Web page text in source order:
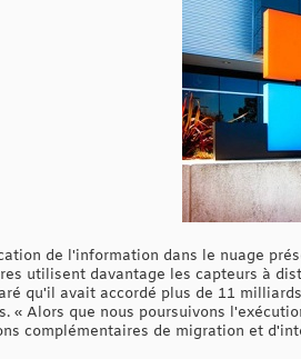
de l'information dans le nuage
utilisent davantage les capteurs à
qu'il avait accordé plus de 11
« Alors que nous poursuivons
complémentaires de migration et